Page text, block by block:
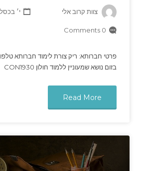
צוות קרוב אלי י׳
0 Comments
פרטי חברותא: ריק צורת לימוד חברותא
בזום נושא שמעוניין ללמוד חולון CON1930
Read More